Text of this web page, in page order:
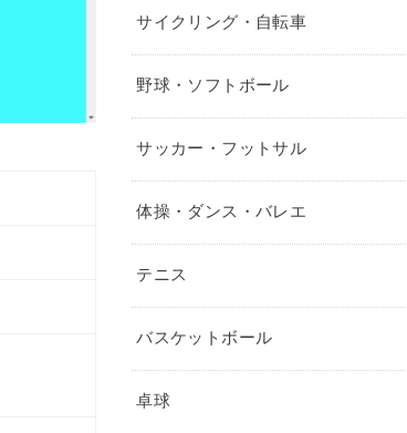
サイクリング・自転車
野球・ソフトボール
サッカー・フットサル
体操・ダンス・バレエ
テニス
バスケットボール
卓球